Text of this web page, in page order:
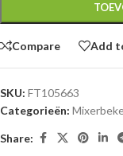
Compare Add
SKU: FT105663
Categorieën:
Share: